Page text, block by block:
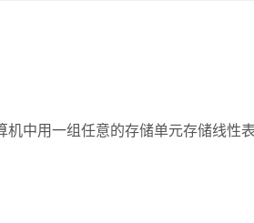
中用一组任意的存储单元存储线性表